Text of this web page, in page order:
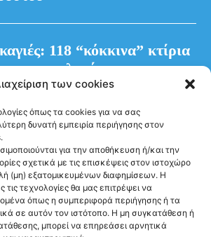
των cookies
όπως τα cookies για να σας
δυνατή εμπειρία περιήγησης στον
για την αποθήκευση ή/και την
σχετικά με τις επισκέψεις στον ιστοχώρο
(μη) εξατομικευμένων διαφημίσεων. Η
τεχνολογίες θα μας επιτρέψει να
όπως η συμπεριφορά περιήγησης ή τα
σε αυτόν τον ιστότοπο. Η μη συγκατάθεση ή
μπορεί να επηρεάσει αρνητικά
118 “κόκκινα” κτίρια
προφυλακίσεις για τη
στη Βοιωτία